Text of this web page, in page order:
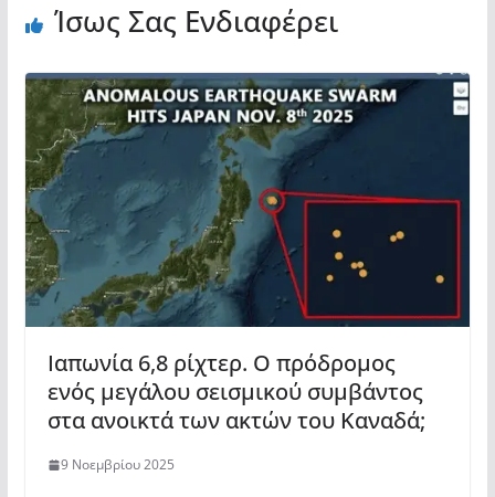
Ίσως Σας Ενδιαφέρει
Ιαπωνία 6,8 ρίχτερ. Ο πρόδρομος
ενός μεγάλου σεισμικού συμβάντος
στα ανοικτά των ακτών του Καναδά;
9 Νοεμβρίου 2025